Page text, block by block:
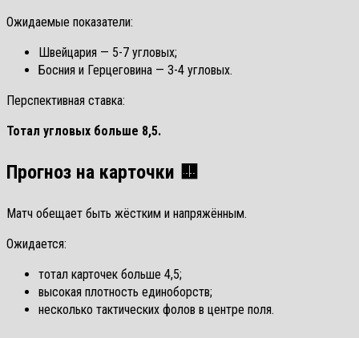
Ожидаемые показатели:
Швейцария — 5-7 угловых;
Босния и Герцеговина — 3-4 угловых.
Перспективная ставка:
Тотал угловых больше 8,5.
Прогноз на карточки 🟨
Матч обещает быть жёстким и напряжённым.
Ожидается:
тотал карточек больше 4,5;
высокая плотность единоборств;
несколько тактических фолов в центре поля.